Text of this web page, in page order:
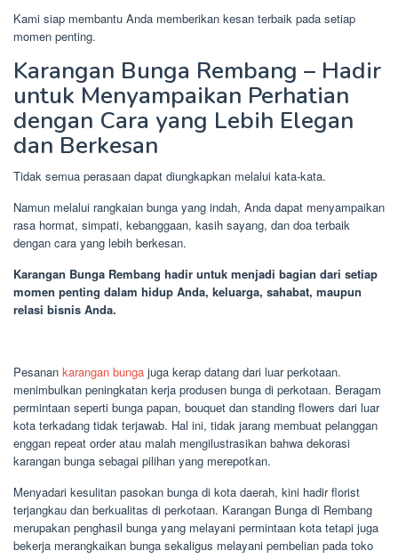
Kami siap membantu Anda memberikan kesan terbaik pada setiap
momen penting.
Karangan Bunga Rembang – Hadir
untuk Menyampaikan Perhatian
dengan Cara yang Lebih Elegan
dan Berkesan
Tidak semua perasaan dapat diungkapkan melalui kata-kata.
Namun melalui rangkaian bunga yang indah, Anda dapat menyampaikan
rasa hormat, simpati, kebanggaan, kasih sayang, dan doa terbaik
dengan cara yang lebih berkesan.
Karangan Bunga Rembang hadir untuk menjadi bagian dari setiap
momen penting dalam hidup Anda, keluarga, sahabat, maupun
relasi bisnis Anda.
Pesanan karangan bunga juga kerap datang dari luar perkotaan.
menimbulkan peningkatan kerja produsen bunga di perkotaan. Beragam
permintaan seperti bunga papan, bouquet dan standing flowers dari luar
kota terkadang tidak terjawab. Hal ini, tidak jarang membuat pelanggan
enggan repeat order atau malah mengilustrasikan bahwa dekorasi
karangan bunga sebagai pilihan yang merepotkan.
Menyadari kesulitan pasokan bunga di kota daerah, kini hadir florist
terjangkau dan berkualitas di perkotaan. Karangan Bunga di Rembang
merupakan penghasil bunga yang melayani permintaan kota tetapi juga
bekerja merangkaikan bunga sekaligus melayani pembelian pada toko